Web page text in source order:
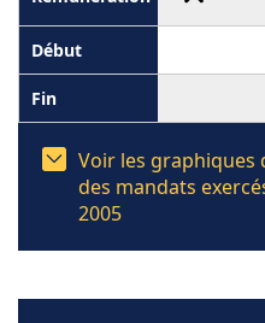
Voir les
des mandats
2005